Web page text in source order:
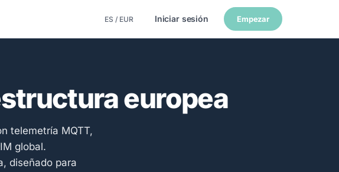
ES / EUR Iniciar sesión Empezar
europea
telemetría MQTT,
global.
diseñado para